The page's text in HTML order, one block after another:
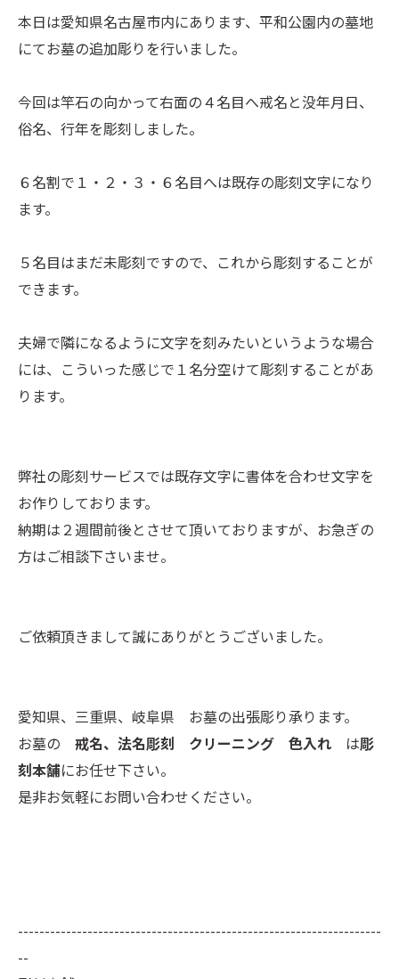
本日は愛知県名古屋市内にあります、平和公園内の墓地
にてお墓の追加彫りを行いました。
今回は竿石の向かって右面の４名目へ戒名と没年月日、
俗名、行年を彫刻しました。
６名割で１・２・３・６名目へは既存の彫刻文字になり
ます。
５名目はまだ未彫刻ですので、これから彫刻することが
できます。
夫婦で隣になるように文字を刻みたいというような場合
には、こういった感じで１名分空けて彫刻することがあ
ります。
弊社の彫刻サービスでは既存文字に書体を合わせ文字を
お作りしております。
納期は２週間前後とさせて頂いておりますが、お急ぎの
方はご相談下さいませ。
ご依頼頂きまして誠にありがとうございました。
愛知県、三重県、岐阜県 お墓の出張彫り承ります。
お墓の 戒名、法名彫刻 クリーニング 色入れ は彫
刻本舗にお任せ下さい。
是非お気軽にお問い合わせください。
--------------------------------------------------------------------
--